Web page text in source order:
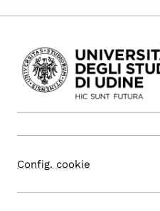
Config. cookie